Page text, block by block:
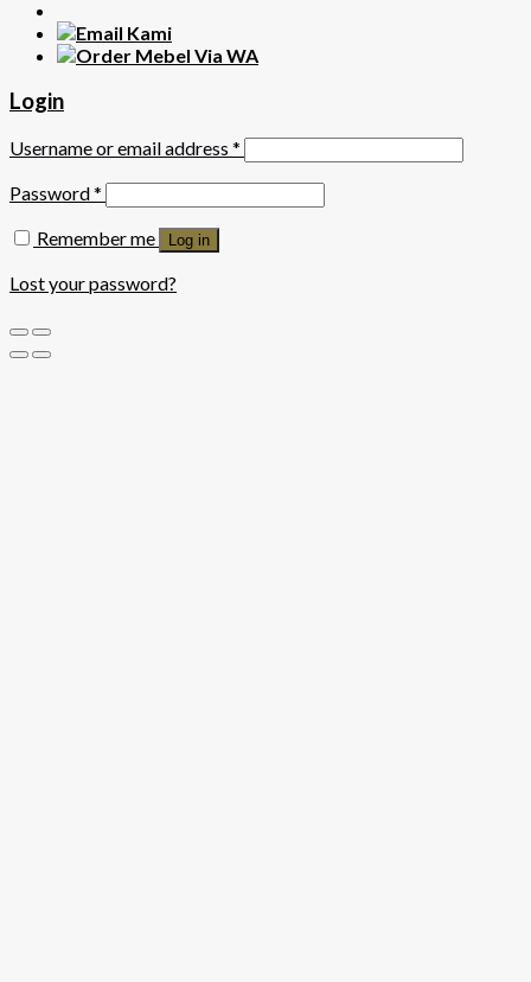
Login
Username or email address *
Password*
Remember me
Log in
Lost your password?